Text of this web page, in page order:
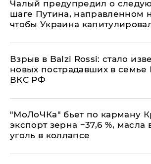
Чалый предупредил о
шаге Путина, направленном
чтобы Украина
Взрыв в Balzi Rossi: стало
новых пострадавших в семье
ВКС РФ
​"МоЛоЧКа" бьет по карману
экспорт зерна −37,6 %, масла
уголь в коллапсе